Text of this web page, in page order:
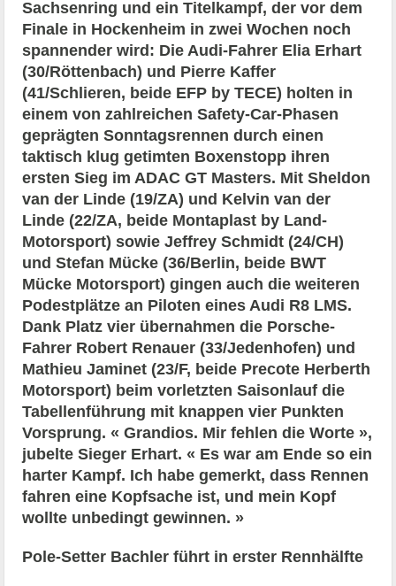
Sachsenring und ein Titelkampf, der vor dem
Finale in Hockenheim in zwei Wochen noch
spannender wird: Die Audi-Fahrer Elia Erhart
(30/Röttenbach) und Pierre Kaffer
(41/Schlieren, beide EFP by TECE) holten in
einem von zahlreichen Safety-Car-Phasen
geprägten Sonntagsrennen durch einen
taktisch klug getimten Boxenstopp ihren
ersten Sieg im ADAC GT Masters. Mit Sheldon
van der Linde (19/ZA) und Kelvin van der
Linde (22/ZA, beide Montaplast by Land-
Motorsport) sowie Jeffrey Schmidt (24/CH)
und Stefan Mücke (36/Berlin, beide BWT
Mücke Motorsport) gingen auch die weiteren
Podestplätze an Piloten eines Audi R8 LMS.
Dank Platz vier übernahmen die Porsche-
Fahrer Robert Renauer (33/Jedenhofen) und
Mathieu Jaminet (23/F, beide Precote Herberth
Motorsport) beim vorletzten Saisonlauf die
Tabellenführung mit knappen vier Punkten
Vorsprung. « Grandios. Mir fehlen die Worte »,
jubelte Sieger Erhart. « Es war am Ende so ein
harter Kampf. Ich habe gemerkt, dass Rennen
fahren eine Kopfsache ist, und mein Kopf
wollte unbedingt gewinnen. »
Pole-Setter Bachler führt in erster Rennhälfte